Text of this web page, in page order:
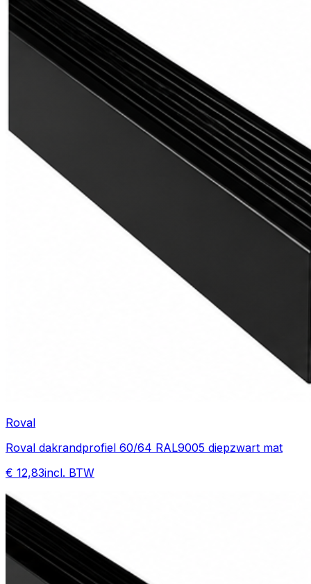
Roval
Roval dakrandprofiel 60/64 RAL9005 diepzwart mat
€ 12,83incl. BTW